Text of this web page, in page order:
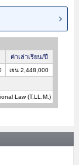
ค่าเล่าเรียน/ปี
เยน 2,448,000
Law (T.LL.M.)